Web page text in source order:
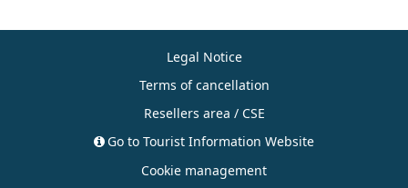
Legal Notice
Terms of cancellation
Resellers area / CSE
Go to Tourist Information Website
Cookie management